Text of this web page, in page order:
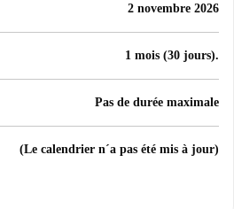
2 novembre 2026
1 mois (30 jours).
Pas de durée maximale
(Le calendrier n´a pas été mis à jour)